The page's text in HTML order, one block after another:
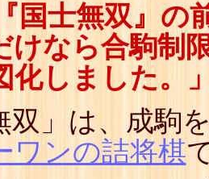
国士無双』の
けなら合駒制
化しました。
双」は、成駒
ワンの詰将棋